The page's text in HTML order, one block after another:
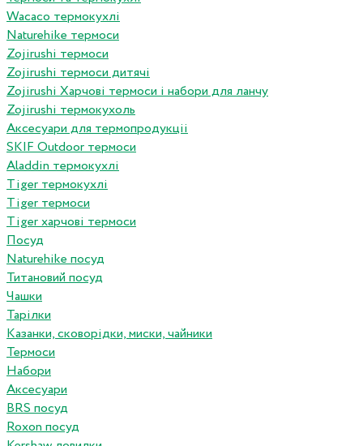
Wacaco термокухлі
Naturehike термоси
Zojirushi термоси
Zojirushi термоси дитячі
Zojirushi Харчові термоси і набори для ланчу
Zojirushi термокухоль
Аксесуари для термопродукціі
SKIF Outdoor термоси
Aladdin термокухлі
Tiger термокухлі
Tiger термоси
Tiger харчові термоси
Посуд
Naturehike посуд
Титановий посуд
Чашки
Тарілки
Казанки, сковорідки, миски, чайники
Термоси
Набори
Аксесуари
BRS посуд
Roxon посуд